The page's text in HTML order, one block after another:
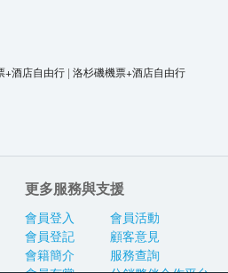
+酒店自由行 | 洛杉磯機票+酒店自由行
更多服務與支援
會員登入
會員登記
會籍簡介
會員活動
顧客意見
服務查詢